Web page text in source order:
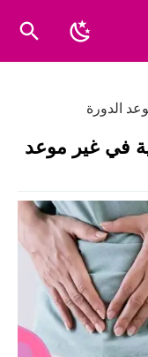
الدورة
في غير موعد